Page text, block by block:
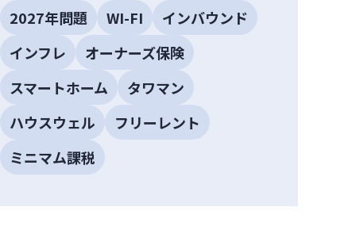
2027年問題 WI-FI
インバウンド
インフレ
オーナーズ保険
スマートホーム
タワマン
ハウスウェル
フリーレント
ミニマム課税